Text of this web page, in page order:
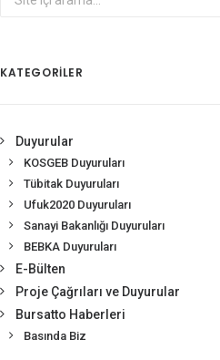
KATEGORİLER
Duyurular
KOSGEB Duyuruları
Tübitak Duyuruları
Ufuk2020 Duyuruları
Sanayi Bakanlığı Duyuruları
BEBKA Duyuruları
E-Bülten
Proje Çağrıları ve Duyurular
Bursatto Haberleri
Basında Biz